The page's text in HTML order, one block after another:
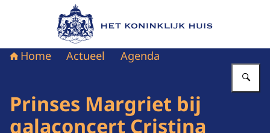
Naar de homepage van Het Koninklijk Huis
Home Actueel Agenda
Prinses Margriet bij
galaconcert Cristina